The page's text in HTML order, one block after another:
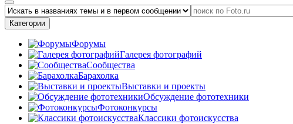
Категории
Форумы
Галерея фотографий
Сообщества
Барахолка
Выставки и проекты
Обсуждение фототехники
Фотоконкурсы
Классики фотоискусства